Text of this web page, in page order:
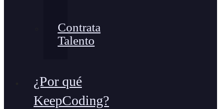
Contrata
Talento
¿Por qué
KeepCoding?